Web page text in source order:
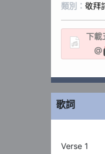
類別： 敬拜
下載
@
歌詞